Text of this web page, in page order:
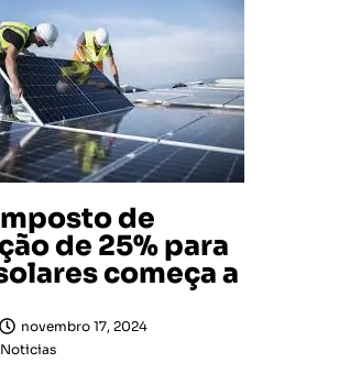
de
de 25% para
começa a
novembro 17, 2024